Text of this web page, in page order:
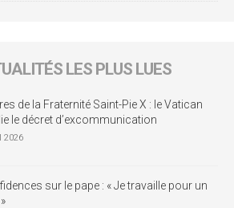
LES PLUS LUES
de la Fraternité Saint-Pie X : le Vatican
le décret d’excommunication
2026
sur le pape : « Je travaille pour un